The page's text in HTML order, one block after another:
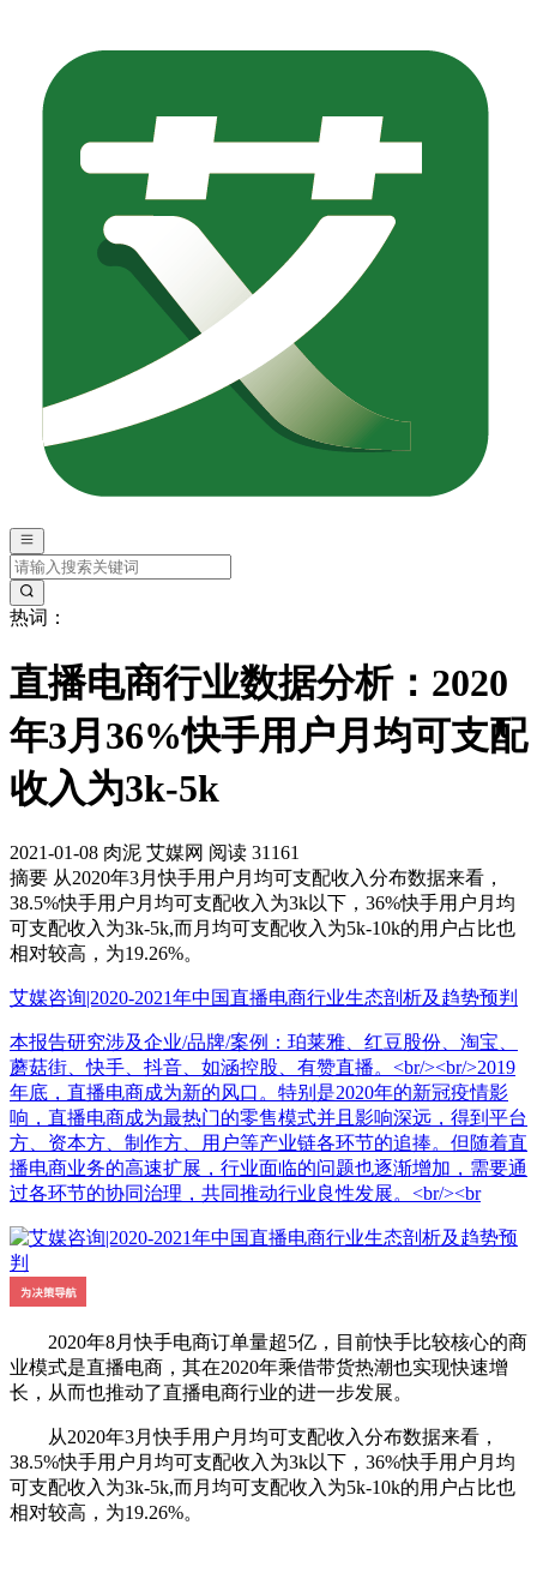
热词：
直播电商行业数据分析：2020
年3月36%快手用户月均可支配
收入为3k-5k
2021-01-08 肉泥 艾媒网 阅读 31161
摘要 从2020年3月快手用户月均可支配收入分布数据来看，
38.5%快手用户月均可支配收入为3k以下，36%快手用户月均
可支配收入为3k-5k,而月均可支配收入为5k-10k的用户占比也
相对较高，为19.26%。
艾媒咨询|2020-2021年中国直播电商行业生态剖析及趋势预判
本报告研究涉及企业/品牌/案例：珀莱雅、红豆股份、淘宝、
蘑菇街、快手、抖音、如涵控股、有赞直播。<br/><br/>2019
年底，直播电商成为新的风口。特别是2020年的新冠疫情影
响，直播电商成为最热门的零售模式并且影响深远，得到平台
方、资本方、制作方、用户等产业链各环节的追捧。但随着直
播电商业务的高速扩展，行业面临的问题也逐渐增加，需要通
过各环节的协同治理，共同推动行业良性发展。<br/><br
2020年8月快手电商订单量超5亿，目前快手比较核心的商
业模式是直播电商，其在2020年乘借带货热潮也实现快速增
长，从而也推动了直播电商行业的进一步发展。
从2020年3月快手用户月均可支配收入分布数据来看，
38.5%快手用户月均可支配收入为3k以下，36%快手用户月均
可支配收入为3k-5k,而月均可支配收入为5k-10k的用户占比也
相对较高，为19.26%。